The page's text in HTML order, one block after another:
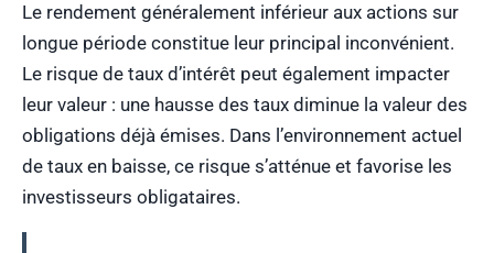
Le rendement généralement inférieur aux actions sur
longue période constitue leur principal inconvénient.
Le risque de taux d’intérêt peut également impacter
leur valeur : une hausse des taux diminue la valeur des
obligations déjà émises. Dans l’environnement actuel
de taux en baisse, ce risque s’atténue et favorise les
investisseurs obligataires.